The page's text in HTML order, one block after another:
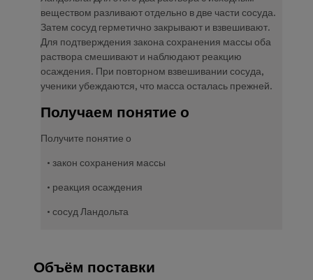
веществом разливают отдельно в две части сосуда.
Затем сосуд герметично закрывают и взвешивают.
Для подтверждения закона сохранения массы оба
раствора смешивают и наблюдают реакцию
осаждения. При повторном взвешивании сосуда,
ученики убеждаются, что масса осталась прежней.
Получаем понятие о
Получите понятие о
• закон сохранения массы
• реакция осаждения
• сосуд Ландольта
Объём поставки